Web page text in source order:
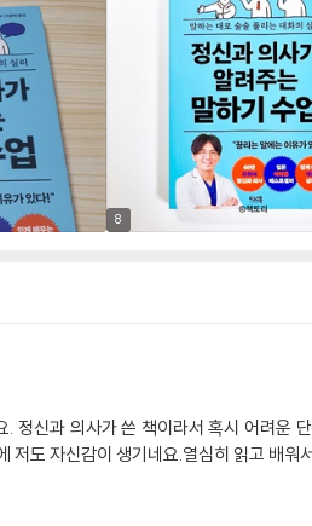
8
정신과 의사가 쓴 책이라서 혹시 어려운
도 자신감이 생기네요.열심히 읽고 배워